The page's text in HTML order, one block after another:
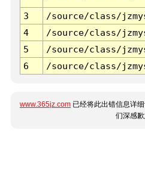
3 /source/class/
4
/source/class/
5
/source/class/
6
/source/class/
www.365jz.com 已经将此出错信息详
们深感